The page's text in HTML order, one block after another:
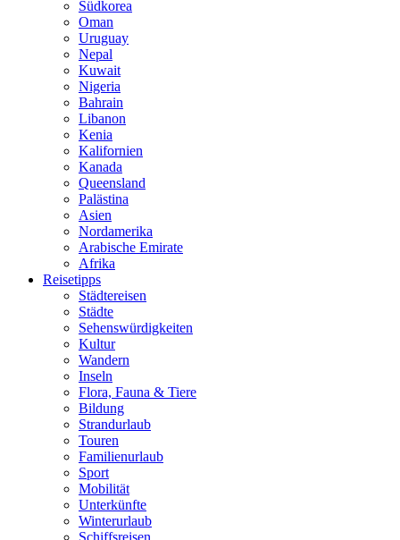
Südkorea
Oman
Uruguay
Nepal
Kuwait
Nigeria
Bahrain
Libanon
Kenia
Kalifornien
Kanada
Queensland
Palästina
Asien
Nordamerika
Arabische Emirate
Afrika
Reisetipps
Städtereisen
Städte
Sehenswürdigkeiten
Kultur
Wandern
Inseln
Flora, Fauna & Tiere
Bildung
Strandurlaub
Touren
Familienurlaub
Sport
Mobilität
Unterkünfte
Winterurlaub
Schiffsreisen